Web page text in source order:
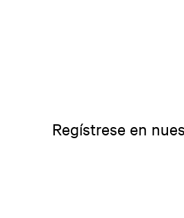
Regístrese en